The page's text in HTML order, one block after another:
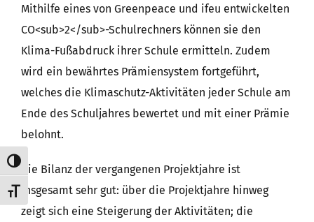
Umschalten auf hohe Kontraste
Schrift vergrößern
Mithilfe eines von Greenpeace und ifeu entwickelten
CO<sub>2</sub>-Schulrechners können sie den
Klima-Fußabdruck ihrer Schule ermitteln. Zudem
wird ein bewährtes Prämiensystem fortgeführt,
welches die Klimaschutz-Aktivitäten jeder Schule am
Ende des Schuljahres bewertet und mit einer Prämie
belohnt.
Die Bilanz der vergangenen Projektjahre ist
insgesamt sehr gut: über die Projektjahre hinweg
zeigt sich eine Steigerung der Aktivitäten; die